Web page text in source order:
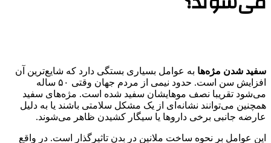
سفید شدن مژه‌ها به عوامل بسیاری بستگی دارد که شایع‌ترین آن
افزایش سن است. حدود نیمی از مردم جهان وقتی ۵۰ ساله
می‌شود تقریبا نصف موهایشان سفید شده است. مژه‌های سفید
همچنین می‌توانند نشانه‌ای از یک مشکل سلامتی باشند یا به دلیل
عارضه جانبی برخی داروها یا سیگار کشیدن ظاهر می‌شوند.
این عوامل بر نحوه ساخت ملانین در بدن تاثیر‌گذار است. در واقع